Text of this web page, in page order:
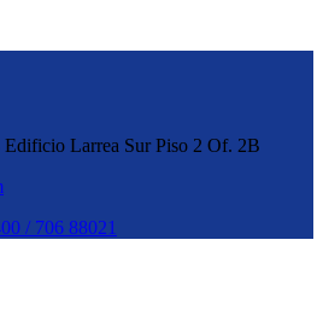
Larrea Sur Piso 2 Of. 2B
/ 706 88021